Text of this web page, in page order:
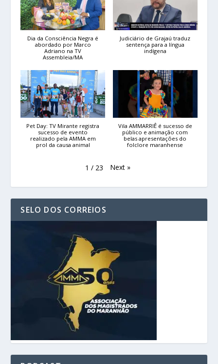
Dia da Consciência Negra é
abordado por Marco
Adriano na TV
Assembleia/MA
Judiciário de Grajaú traduz
sentença para a língua
indígena
Pet Day: TV Mirante registra
sucesso de evento
realizado pela AMMA em
prol da causa animal
Vila AMMARRIÊ é sucesso de
público e animação com
belas apresentações do
folclore maranhense
1 / 23 Next »
SELO DOS CORREIOS